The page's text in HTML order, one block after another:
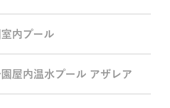
内プール
屋内温水プール アザレア